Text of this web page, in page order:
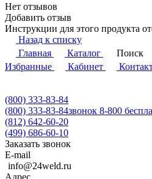
Нет отзывов
Добавить отзыв
Инструкции для этого продукта
Назад к списку
Главная
Каталог Поиск
Избранные
Кабинет
(800) 333-83-84
(800) 333-83-84звонок 8-800
(812) 642-60-20
(499) 686-60-10
Заказать звонок
E-mail
info@24weld.ru